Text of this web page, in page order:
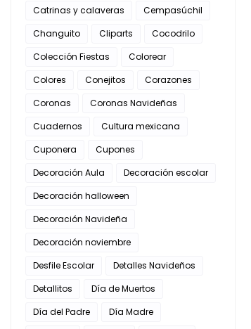
Catrinas y calaveras
Cempasúchil
Changuito
Cliparts
Cocodrilo
Colección Fiestas
Colorear
Colores
Conejitos
Corazones
Coronas
Coronas Navideñas
Cuadernos
Cultura mexicana
Cuponera
Cupones
Decoración Aula
Decoración escolar
Decoración halloween
Decoración Navideña
Decoración noviembre
Desfile Escolar
Detalles Navideños
Detallitos
Día de Muertos
Día del Padre
Día Madre